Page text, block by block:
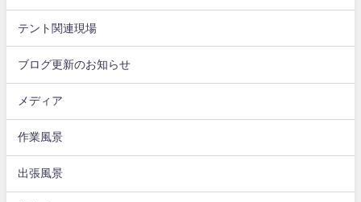
テント関連現場
ブログ更新のお知らせ
メディア
作業風景
出張風景